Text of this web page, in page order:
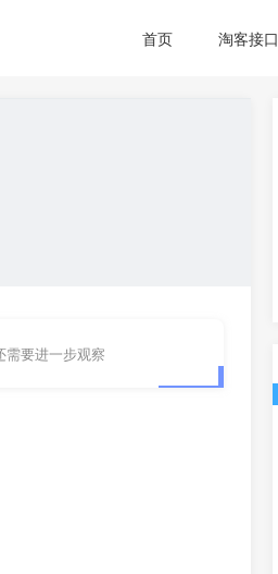
首页 淘客接口
需要进一步观察